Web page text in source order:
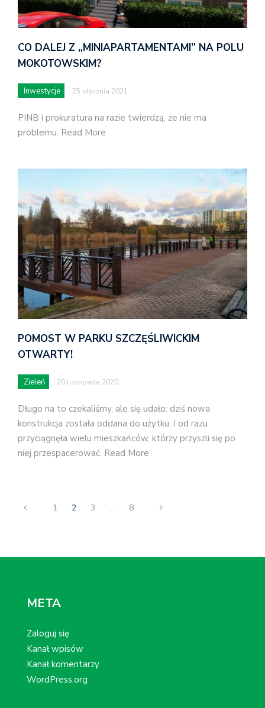
CO DALEJ Z „MINIAPARTAMENTAMI” NA POLU
MOKOTOWSKIM?
Inwestycje 25 stycznia 2021
PINB i prokuratura na razie twierdzą, że nie ma
problemu. Read More
POMOST W PARKU SZCZĘŚLIWICKIM
OTWARTY!
Zieleń 20 listopada 2020
Długo na to czekaliśmy, ale się udało: dziś nowa
konstrukcja została oddana do użytku. I od razu
przyciągnęła wielu mieszkańców, którzy przyszli się po
niej przespacerować. Read More
1 2 3 … 8
META
Zaloguj się
Kanał wpisów
Kanał komentarzy
WordPress.org